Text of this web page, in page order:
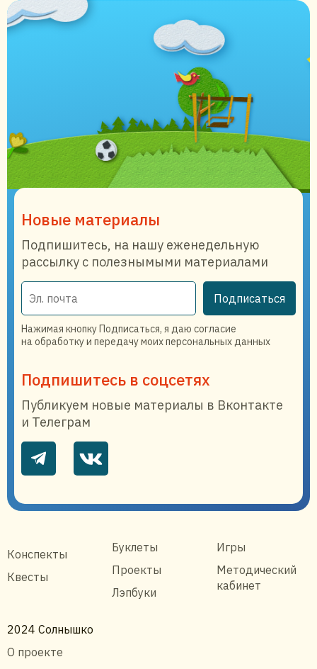
Новые материалы
Подпишитесь, на нашу еженедельную
рассылку с полезнымыми материалами
Подписаться
Нажимая кнопку Подписаться, я даю согласие
на обработку и передачу моих персональных данных
Подпишитесь в соцсетях
Публикуем новые материалы в Вконтакте
и Телеграм
Конспекты
Квесты
Буклеты
Проекты
Лэпбуки
Игры
Методический
кабинет
2024 Солнышко
О проекте